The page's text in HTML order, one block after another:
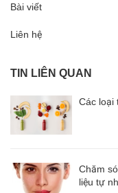
Bài viết
Liên hệ
TIN LIÊN QUAN
Các loại
Chăm
liệu tự